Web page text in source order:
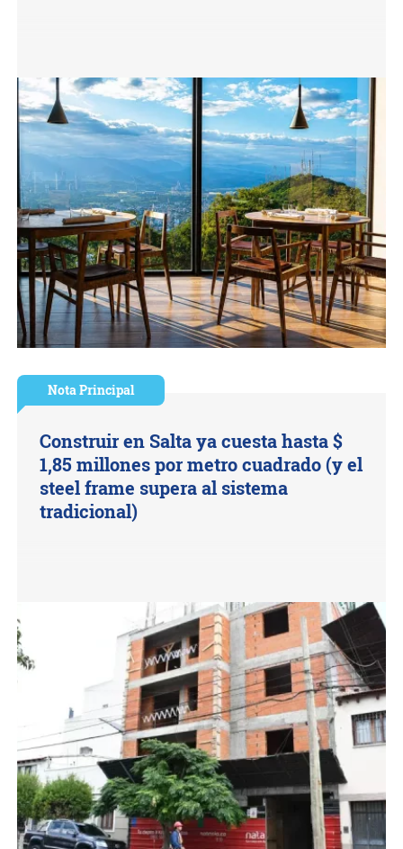
Nota Principal
Construir en Salta ya cuesta hasta $
1,85 millones por metro cuadrado (y el
steel frame supera al sistema
tradicional)